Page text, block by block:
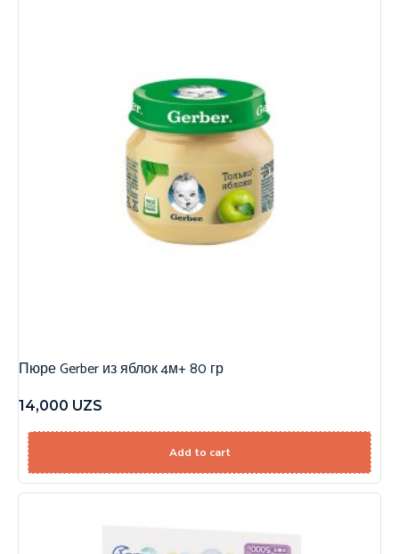
Пюре Gerber из яблок 4м+ 80 гр
14,000 UZS
Add to cart